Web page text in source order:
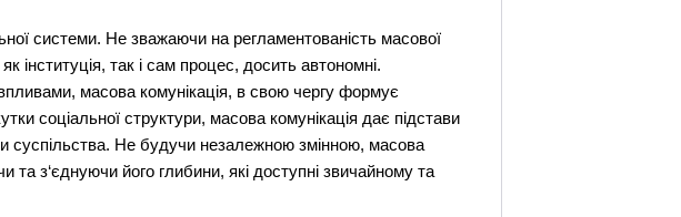
системи. Не зважаючи на регламентованість масової
інституція, так і сам процес, досить автономні.
масова комунікація, в свою чергу формує
соціальної структури, масова комунікація дає підстави
суспільства. Не будучи незалежною змінною, масова
з‘єднуючи його глибини, які доступні звичайному та